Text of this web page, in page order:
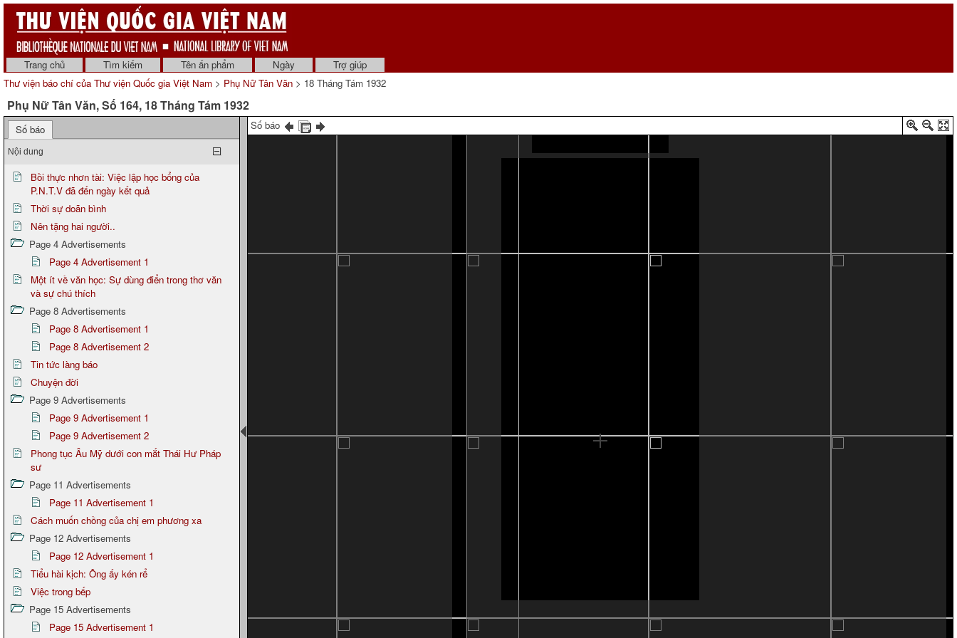
Trang chủ Tìm kiếm Tên ấn phẩm Ngày
Trợ giúp
Thư viện báo chí của Thư viện Quốc gia Việt Nam > Phụ Nữ Tân Văn > 18 Tháng Tám 1932
Phụ Nữ Tân Văn, Số 164, 18 Tháng Tám 1932
Số báo
Nội dung
Bồi thực nhơn tài: Việc lập học bổng của
P.N.T.V đã đến ngày kết quả
Thời sự doãn bình
Nên tặng hai người..
Page 4 Advertisements
Page 4 Advertisement 1
Một ít về văn học: Sự dùng điển trong thơ văn
và sự chú thích
Page 8 Advertisements
Page 8 Advertisement 1
Page 8 Advertisement 2
Tin tức làng báo
Chuyện đời
Page 9 Advertisements
Page 9 Advertisement 1
Page 9 Advertisement 2
Phong tục Âu Mỹ dưới con mắt Thái Hư Pháp
sư
Page 11 Advertisements
Page 11 Advertisement 1
Cách muốn chồng của chị em phương xa
Page 12 Advertisements
Page 12 Advertisement 1
Tiểu hài kịch: Ông ấy kén rể
Việc trong bếp
Page 15 Advertisements
Page 15 Advertisement 1
Số báo